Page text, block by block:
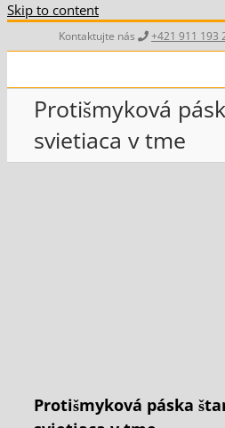
Skip to content
Kontaktujte nás +421 911 193
Protišmyková
svietiaca v tme
Protišmyková páska